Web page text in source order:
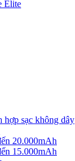
Elite
hợp sạc không dây
20.000mAh
15.000mAh